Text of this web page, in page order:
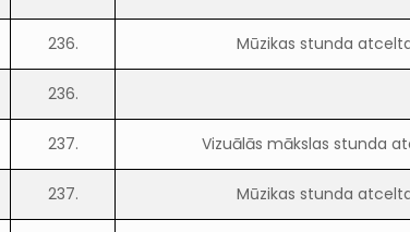
236. Mūzikas stunda
236.
237. Vizuālās mākslas stunda
237. Mūzikas stunda